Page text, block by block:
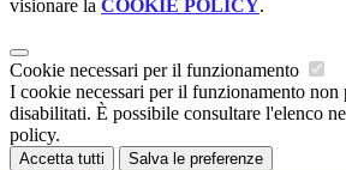
visionare la COOKIE POLICY.
Cookie necessari per il funzionamento
I cookie necessari per il funzionamento non
disabilitati. È possibile consultare l'elenco
policy.
Accetta tutti Salva le preferenze